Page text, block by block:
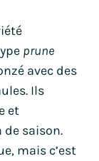
prune
avec des
Ils
et
saison.
mais c’est